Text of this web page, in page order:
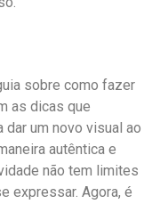
sobre como fazer​
as dicas que
um novo visual ao
autêntica e
não tem limites
expressar. Agora, é